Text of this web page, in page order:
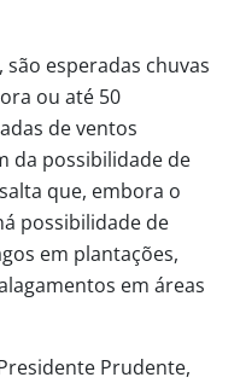
esperadas chuvas
ou até 50
de ventos
da possibilidade de
que, embora o
possibilidade de
em plantações,
em áreas
Prudente,